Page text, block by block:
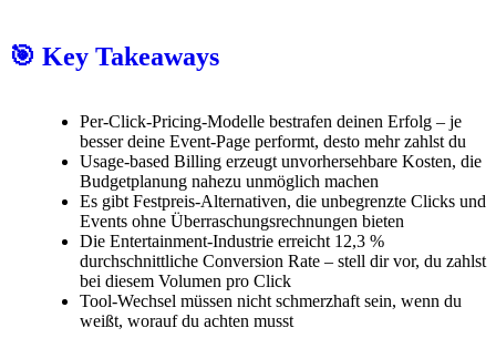
🎯 Key Takeaways
Per-Click-Pricing-Modelle bestrafen deinen Erfolg – je
besser deine Event-Page performt, desto mehr zahlst du
Usage-based Billing erzeugt unvorhersehbare Kosten, die
Budgetplanung nahezu unmöglich machen
Es gibt Festpreis-Alternativen, die unbegrenzte Clicks und
Events ohne Überraschungsrechnungen bieten
Die Entertainment-Industrie erreicht 12,3 %
durchschnittliche Conversion Rate – stell dir vor, du zahlst
bei diesem Volumen pro Click
Tool-Wechsel müssen nicht schmerzhaft sein, wenn du
weißt, worauf du achten musst